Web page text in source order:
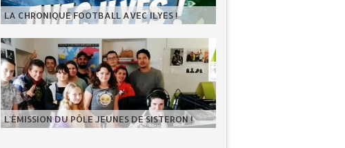
LA CHRONIQUE FOOTBALL AVEC ILYES !
L'ÉMISSION DU PÔLE JEUNES DE SISTERON !